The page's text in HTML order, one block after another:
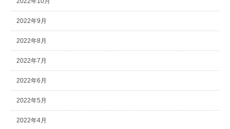
2022年9月
2022年8月
2022年7月
2022年6月
2022年5月
2022年4月